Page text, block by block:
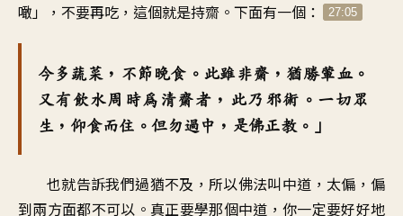
噉」，不要再吃，這個就是持齋。下面有一個：
27:05
今多蔬菜，不節晚食。此雖非齋，猶勝葷血。
又有飲水周時為清齋者，此乃邪術。一切眾
生，仰食而住。但勿過中，是佛正教。」
也就告訴我們過猶不及，所以佛法叫中道，太偏，偏
到兩方面都不可以。真正要學那個中道，你一定要好好地